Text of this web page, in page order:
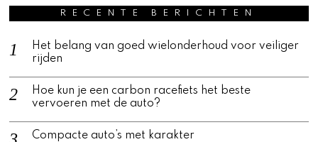
RECENTE BERICHTEN
Het belang van goed wielonderhoud voor veiliger
rijden
Hoe kun je een carbon racefiets het beste
vervoeren met de auto?
Compacte auto’s met karakter